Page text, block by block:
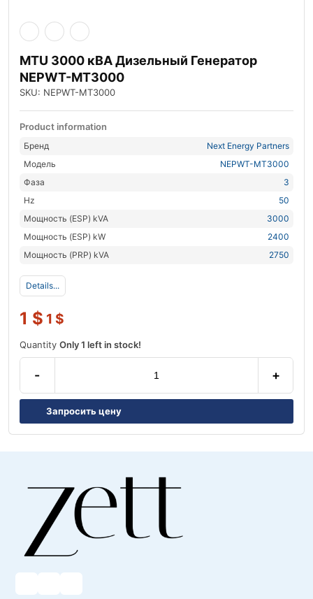
MTU 3000 кВА Дизельный Генератор
NEPWT-MT3000
SKU: NEPWT-MT3000
Product information
Бренд
Next Energy Partners
Модель
NEPWT-MT3000
Фаза
3
Hz
50
Мощность (ESP) kVA
3000
Мощность (ESP) kW
2400
Мощность (PRP) kVA
2750
Details...
1 $ 1 $
Quantity Only 1 left in stock!
- +
Запросить цену